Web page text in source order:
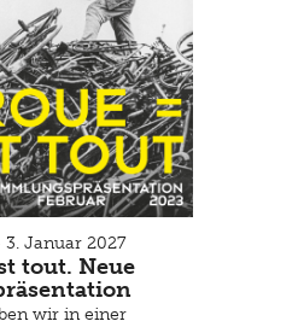
3. Januar 2027
tout. Neue
wir in einer